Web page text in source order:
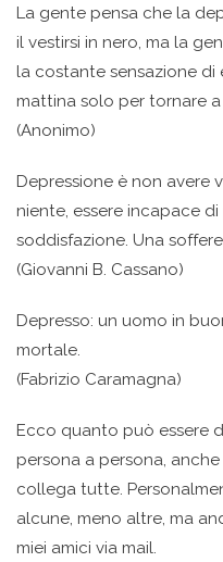
La gente pensa che la
il vestirsi in nero, ma la
la costante sensazione di
mattina solo per tornare
(Anonimo)
Depressione è non avere
niente, essere incapace
soddisfazione. Una
(Giovanni B. Cassano)
Depresso: un uomo in
mortale.
(Fabrizio Caramagna)
Ecco quanto può essere
persona a persona,
collega tutte.
alcune, meno altre, ma
miei amici via mail.